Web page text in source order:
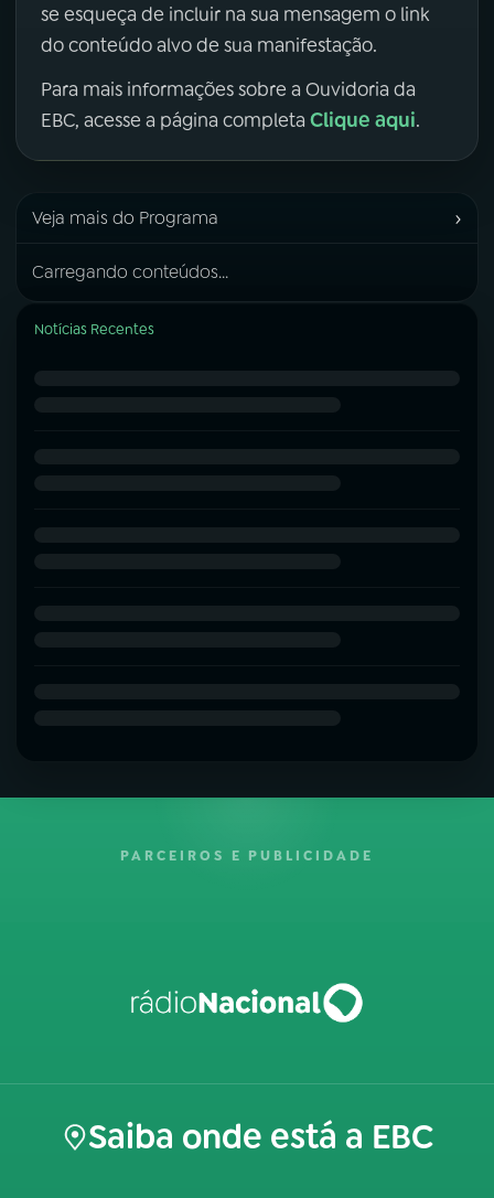
se esqueça de incluir na sua mensagem o link
do conteúdo alvo de sua manifestação.
Para mais informações sobre a Ouvidoria da
EBC, acesse a página completa Clique aqui.
Veja mais do Programa ›
Carregando conteúdos...
Notícias Recentes
PARCEIROS E PUBLICIDADE
Saiba onde está a EBC